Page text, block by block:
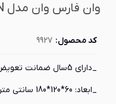
وان فارس وان مدل PERSIAN دونفره
کد محصول: 9927
_دارای 5سال ضمانت تعویض و 10سال خدمات پس از فروش
_ابعاد: 60*120*180 سانتی متر